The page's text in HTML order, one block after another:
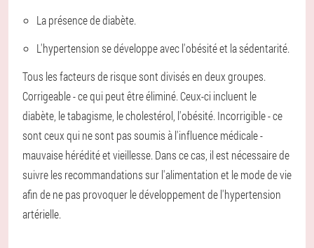
La présence de diabète.
L'hypertension se développe avec l'obésité et la sédentarité.
Tous les facteurs de risque sont divisés en deux groupes.
Corrigeable - ce qui peut être éliminé. Ceux-ci incluent le
diabète, le tabagisme, le cholestérol, l'obésité. Incorrigible - ce
sont ceux qui ne sont pas soumis à l'influence médicale -
mauvaise hérédité et vieillesse. Dans ce cas, il est nécessaire de
suivre les recommandations sur l'alimentation et le mode de vie
afin de ne pas provoquer le développement de l'hypertension
artérielle.